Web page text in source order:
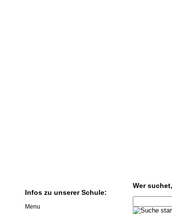
Infos zu unserer Schule:
Menu
Wer